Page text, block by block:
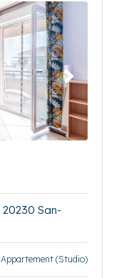
Suivant
San-
(Studio)